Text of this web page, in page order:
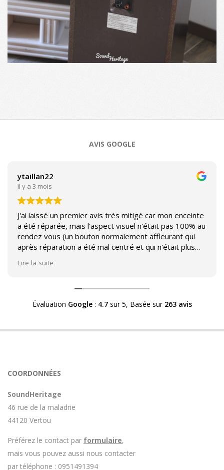
AVIS GOOGLE
ytaillan22
il y a 3 mois
J'ai laissé un premier avis très mitigé car mon enceinte
a été réparée, mais l'aspect visuel n'était pas 100% au
rendez vous (un bouton normalement affleurant qui
après réparation a été mal centré et qui n'était plus
Héritage afin d'échanger sur mon expérience et on
m'a fourni des explications sur le pourquoi cet aspect
visuel.
enceinte n'est plus fabriqué (et donc vendu) et que
Avoir ce genre d'explication est utile et valorisant pour
rendez le matériel.
Lire la suite
Évaluation Google: 4.7sur 5, Basée sur 263 avis
COORDONNÉES
SoundHeritage
46 rue de la maladrie
44120 Vertou
Préférez le contact par formulaire,
mais vous pouvez aussi nous contacter
par téléphone : 0951491394